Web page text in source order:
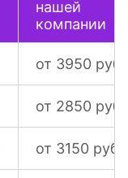
нашей
компании
от 3950 руб.
от 2850 руб.
от 3150 руб.